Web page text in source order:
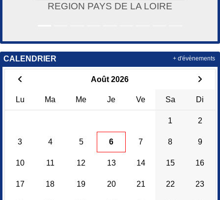
REGION PAYS DE LA LOIRE
CALENDRIER
Août 2026
Lu Ma Me Je Ve Sa Di
1 2
3 4 5 6 7 8 9
10 11 12 13 14 15 16
17 18 19 20 21 22 23
+ d'évènements